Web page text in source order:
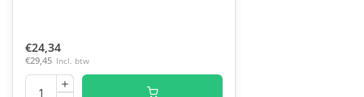
€24,34
€29,45 Incl. btw